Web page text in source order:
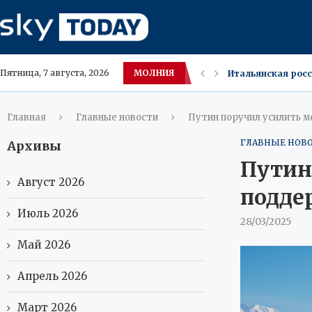
Пятница, 7 августа, 2026 МОЛНИЯ Итальянская
В Париже
7 августа в
Орехи улучшают
Внешняя
МИД России:
Wildberries
Свиное сало в
Главная Главные новости Путин поручил усилить
ГЛАВНЫЕ
28/03/2025
Архивы
Август 2026
Июль 2026
Май 2026
Апрель 2026
Март 2026